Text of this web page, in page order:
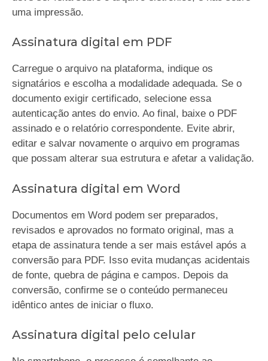
uma impressão.
Assinatura digital em PDF
Carregue o arquivo na plataforma, indique os
signatários e escolha a modalidade adequada. Se o
documento exigir certificado, selecione essa
autenticação antes do envio. Ao final, baixe o PDF
assinado e o relatório correspondente. Evite abrir,
editar e salvar novamente o arquivo em programas
que possam alterar sua estrutura e afetar a validação.
Assinatura digital em Word
Documentos em Word podem ser preparados,
revisados e aprovados no formato original, mas a
etapa de assinatura tende a ser mais estável após a
conversão para PDF. Isso evita mudanças acidentais
de fonte, quebra de página e campos. Depois da
conversão, confirme se o conteúdo permaneceu
idêntico antes de iniciar o fluxo.
Assinatura digital pelo celular